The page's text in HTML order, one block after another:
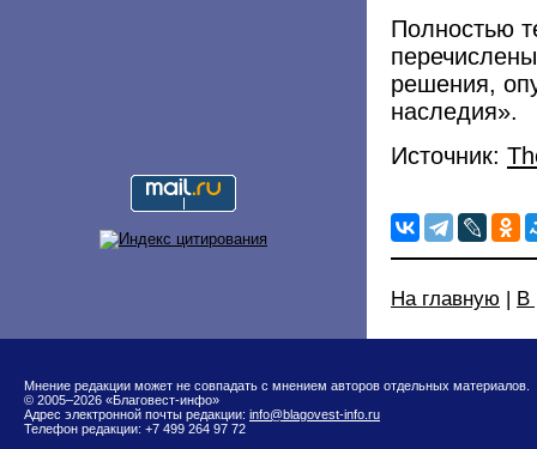
Полностью
решения,
наследия».
Источник:
На главную В
Мнение редакции может не совпадать с мнением авторов отдельных материалов.
© 2005–2026 «Благовест-инфо»
Адрес электронной почты редакции: info@blagovest-info.ru
Телефон редакции: +7 499 264 97 72